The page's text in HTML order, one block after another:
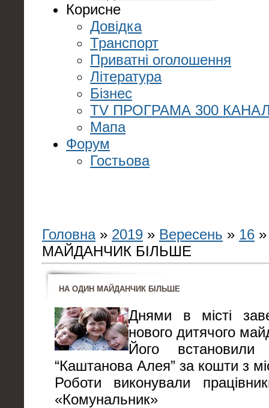
Корисне
Довідка
Транспорт
Приватні оголошення
Література
Бізнес
TV ПРОГРАМА 300
Мапа
Форум
Гостьова
Головна» 2019 » Вересень » 16
МАЙДАНЧИК БІЛЬШЕ
НА ОДИН МАЙДАНЧИК БІЛЬШЕ
Днями в місті
нового дитячого
Його встановили
“Каштанова Алея” за кошти з
Роботи виконували
«Комунальник»